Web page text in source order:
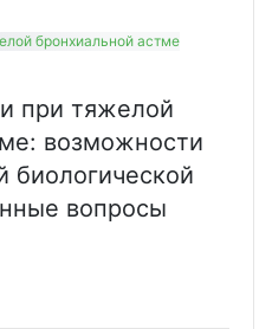
при тяжелой
возможности
биологической
вопросы